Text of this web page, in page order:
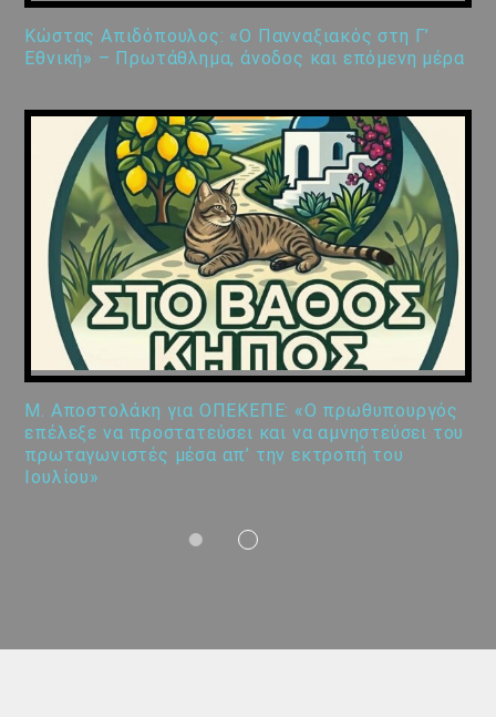
Κώστας Απιδόπουλος: «Ο Πανναξιακός στη Γ’
Εθνική» – Πρωτάθλημα, άνοδος και επόμενη μέρα
Μ. Αποστολάκη για ΟΠΕΚΕΠΕ: «Ο πρωθυπουργός
επέλεξε να προστατεύσει και να αμνηστεύσει του
πρωταγωνιστές μέσα απ’ την εκτροπή του
Ιουλίου»